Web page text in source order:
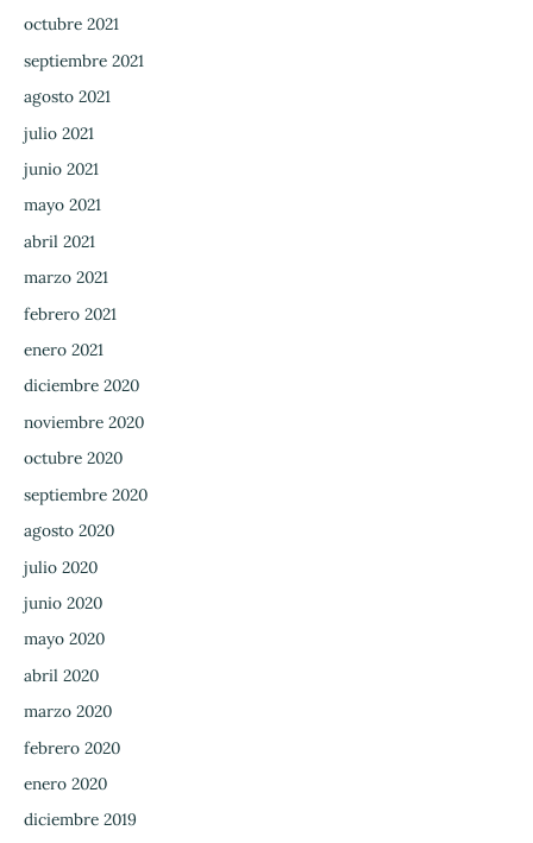
octubre 2021
septiembre 2021
agosto 2021
julio 2021
junio 2021
mayo 2021
abril 2021
marzo 2021
febrero 2021
enero 2021
diciembre 2020
noviembre 2020
octubre 2020
septiembre 2020
agosto 2020
julio 2020
junio 2020
mayo 2020
abril 2020
marzo 2020
febrero 2020
enero 2020
diciembre 2019